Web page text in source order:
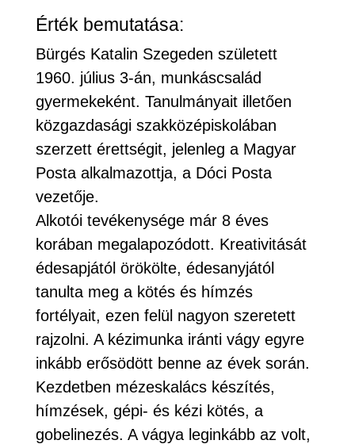
Érték bemutatása:
Bürgés Katalin Szegeden született
1960. július 3-án, munkáscsalád
gyermekeként. Tanulmányait illetően
közgazdasági szakközépiskolában
szerzett érettségit, jelenleg a Magyar
Posta alkalmazottja, a Dóci Posta
vezetője.
Alkotói tevékenysége már 8 éves
korában megalapozódott. Kreativitását
édesapjától örökölte, édesanyjától
tanulta meg a kötés és hímzés
fortélyait, ezen felül nagyon szeretett
rajzolni. A kézimunka iránti vágy egyre
inkább erősödött benne az évek során.
Kezdetben mézeskalács készítés,
hímzések, gépi- és kézi kötés, a
gobelinezés. A vágya leginkább az volt,